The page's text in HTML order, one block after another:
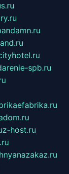
spb.ru
z-host.ru